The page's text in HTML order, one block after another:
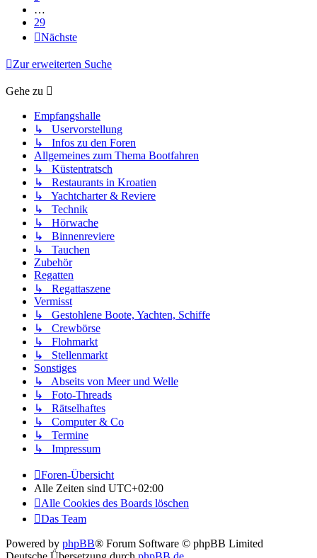
…
29
Nächste
Zur erweiterten Suche
Gehe zu
Empfangshalle
↳ Uservorstellung
↳ Infos zu den Foren
Allgemeines zum Thema Bootfahren
↳ Küstentratsch
↳ Restaurants in Kroatien
↳ Yachtcharter & Reviere
↳ Technik
↳ Hörwache
↳ Binnenreviere
↳ Tauchen
Zubehör
Regatten
↳ Regattaszene
Vermisst
↳ Gestohlene Boote, Yachten, Schiffe
↳ Crewbörse
↳ Flohmarkt
↳ Stellenmarkt
Sonstiges
↳ Abseits von Meer und Welle
↳ Foto-Threads
↳ Rätselhaftes
↳ Computer & Co
↳ Termine
↳ Impressum
Foren-Übersicht
Alle Zeiten sind UTC+02:00
Alle Cookies des Boards löschen
Das Team
Powered by phpBB® Forum Software © phpBB Limited